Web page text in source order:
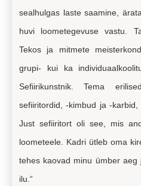
sealhulgas laste saamine,
huvi loometegevuse vastu.
Tekos ja mitmete
grupi- kui ka
Sefiirikunstnik. Tema
sefiiritordid, -kimbud ja -karbid,
Just sefiiritort oli see, mis
loometeele. Kadri ütleb oma
tehes kaovad minu ümber
ilu.“